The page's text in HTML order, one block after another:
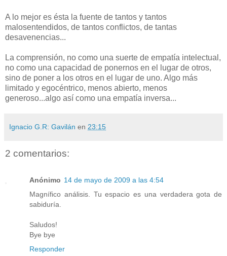
A lo mejor es ésta la fuente de tantos y tantos
malosentendidos, de tantos conflictos, de tantas
desavenencias...
La comprensión, no como una suerte de empatía intelectual,
no como una capacidad de ponernos en el lugar de otros,
sino de poner a los otros en el lugar de uno. Algo más
limitado y egocéntrico, menos abierto, menos
generoso...algo así como una empatía inversa...
Ignacio G.R: Gavilán en 23:15
2 comentarios:
Anónimo 14 de mayo de 2009 a las 4:54
Magnífico análisis. Tu espacio es una verdadera gota de
sabiduría.
Saludos!
Bye bye
Responder